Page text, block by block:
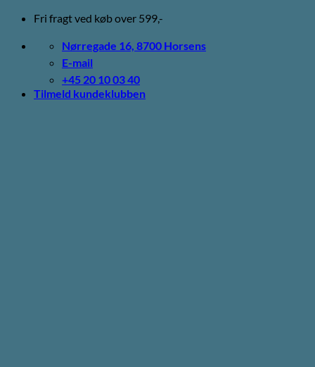
Fortsæt
indhold
Fri fragt ved køb over 599,-
Nørregade 16, 8700 Horsens
E-mail
+45 20 10 03 40
Tilmeld kundeklubben